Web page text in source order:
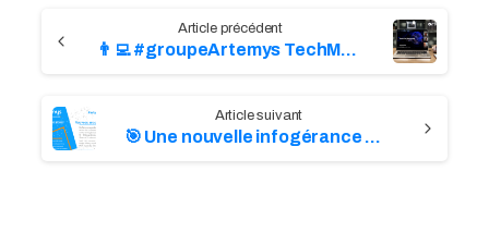
👨‍💻 #groupeArtemys TechMeetup !
🎯 Une nouvelle infogérance Artemys !